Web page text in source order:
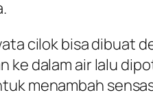
cilok bisa dibuat
ke dalam air lalu
menambah